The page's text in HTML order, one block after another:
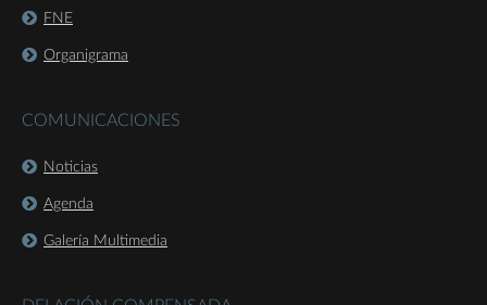
FNE
Organigrama
COMUNICACIONES
Noticias
Agenda
Galería Multimedia